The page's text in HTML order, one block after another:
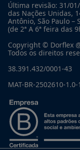
Última revisão: 31/01/
das Nações Unidas,
Antônio, São Paulo –
(de 2ª A 6ª feira das
Copyright © Dorflex
Todos os direitos
38.391.432/0001-43
MAT-BR-2502610-